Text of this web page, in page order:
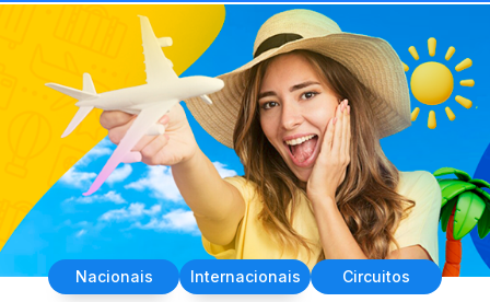
Nacionais Internacionais Circuitos